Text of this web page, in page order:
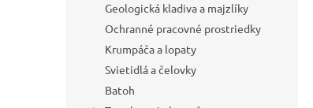
Geologická kladiva a majzlíky
Ochranné pracovné prostriedky
Krumpáča a lopaty
Svietidlá a čelovky
Batoh